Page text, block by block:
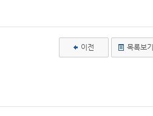
이전 목록보기